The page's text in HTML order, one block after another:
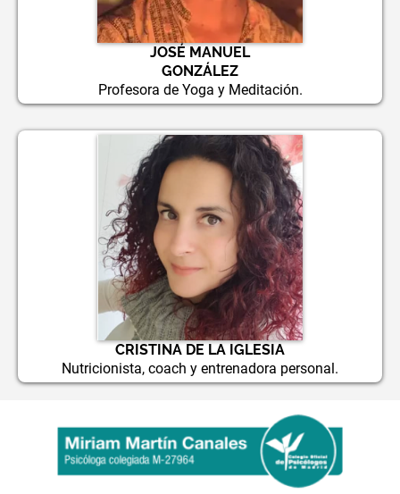
JOSÉ MANUEL
GONZÁLEZ
Profesora de Yoga y Meditación.
CRISTINA DE LA IGLESIA
Nutricionista, coach y entrenadora personal.